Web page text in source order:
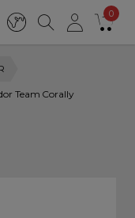
0
Team Corally